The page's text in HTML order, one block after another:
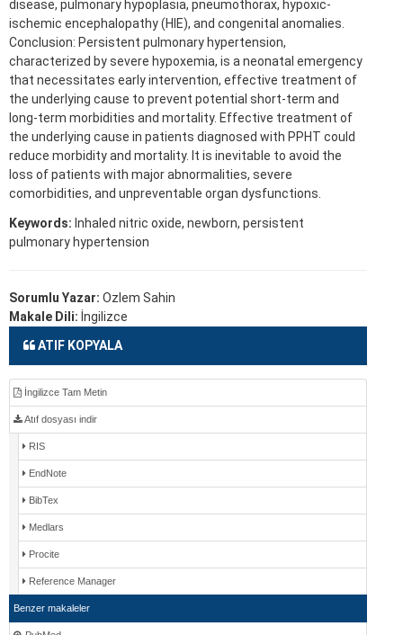
disease, pulmonary hypoplasia, pneumothorax, hypoxic-
ischemic encephalopathy (HIE), and congenital anomalies.
Conclusion: Persistent pulmonary hypertension,
characterized by severe hypoxemia, is a neonatal emergency
that necessitates early intervention, effective treatment of
the underlying cause to prevent potential short-term and
long-term morbidities and mortality. Effective treatment of
the underlying cause in patients diagnosed with PPHT could
reduce morbidity and mortality. It is inevitable to avoid the
loss of patients with major abnormalities, severe
comorbidities, and unpreventable organ dysfunctions.
Keywords: Inhaled nitric oxide, newborn, persistent
pulmonary hypertension
Sorumlu Yazar: Ozlem Sahin
Makale Dili: İngilizce
ATIF KOPYALA
İngilizce Tam Metin
Atıf dosyası indir
RIS
EndNote
BibTex
Medlars
Procite
Reference Manager
Benzer makaleler